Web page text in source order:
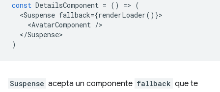
const DetailsComponent = () => (
<Suspense fallback={renderLoader()}
<AvatarComponent /
</Suspense
)
Suspense acepta un componente fallback que te